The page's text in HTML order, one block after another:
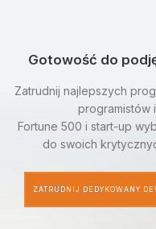
Gotowość do
Zatrudnij najlepszych
programistów
Fortune 500 i start-up
do swoich
ZATRUDNIJ DEDYKOWANY